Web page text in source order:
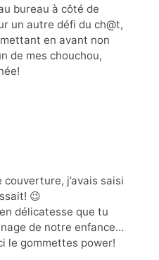
bureau à côté de
un autre défi du ch@t,
en avant non
de mes chouchou,
couverture, j’avais saisi
😉
délicatesse que tu
de notre enfance…
le gommettes power!